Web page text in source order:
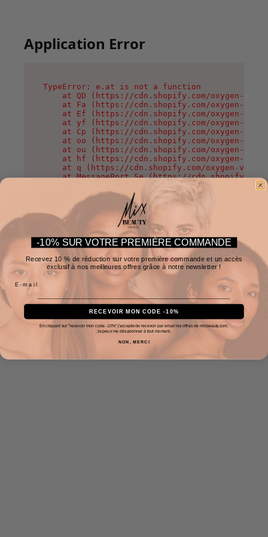
Application Error
TypeError: e.at is not a function
at QD (https://cdn.shopify.com/oxygen-v2/
at Fa (https://cdn.shopify.com/oxygen-v2/
at Ef (https://cdn.shopify.com/oxygen-v2/
at yf (https://cdn.shopify.com/oxygen-v2/
at Cp (https://cdn.shopify.com/oxygen-v2/
at oo (https://cdn.shopify.com/oxygen-v2/
at ou (https://cdn.shopify.com/oxygen-v2/
at hf (https://cdn.shopify.com/oxygen-v2/
at q (https://cdn.shopify.com/oxygen-v2/
at MessagePort.Se (https://
-10% SUR VOTRE PREMIÈRE COMMANDE
Recevez 10 % de réduction sur votre première commande et un accès
exclusif à nos meilleures offres grâce à notre newsletter !
RECEVOIR MON CODE -10%
En cliquant sur "recevoir mon code -10%" j'accepte de recevoir par email les offres de mixbeauty.com.
Je peux me désabonner à tout moment.
NON, MERCI